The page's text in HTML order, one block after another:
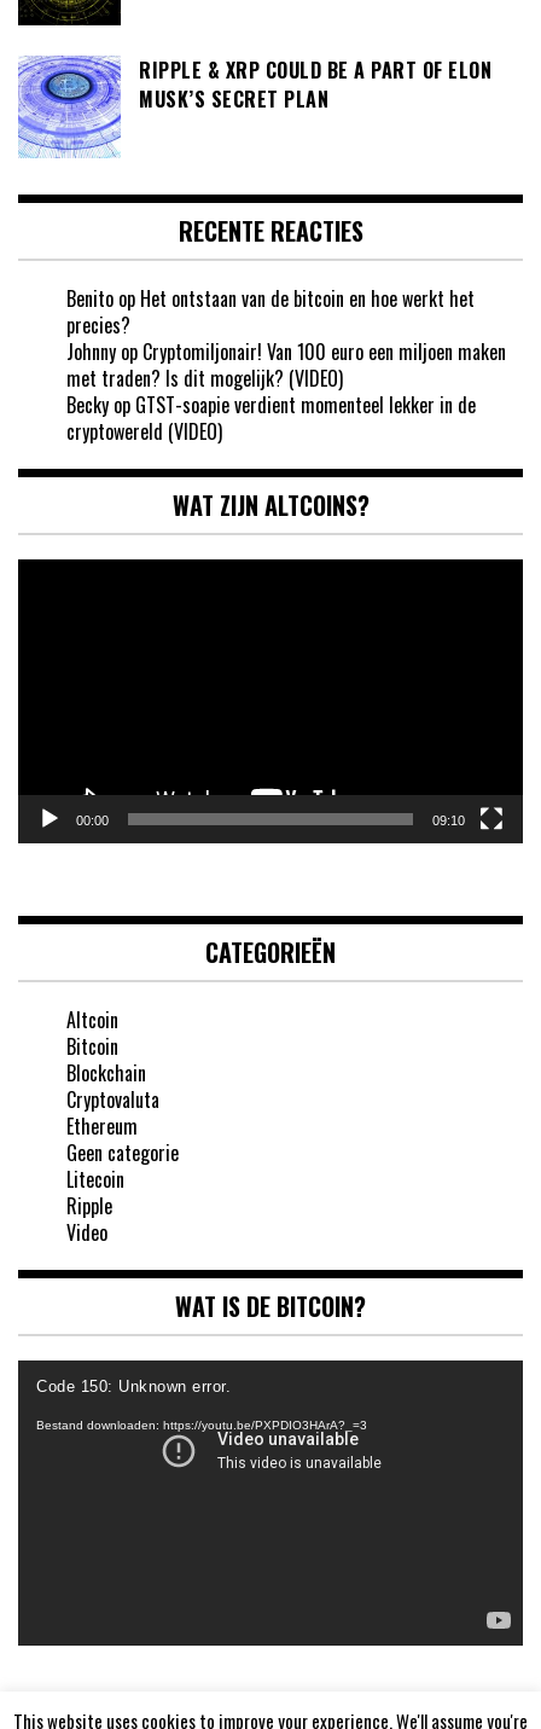
RIPPLE & XRP COULD BE A PART OF ELON
MUSK’S SECRET PLAN
RECENTE REACTIES
Benito op Het ontstaan van de bitcoin en hoe werkt het
precies?
Johnny op Cryptomiljonair! Van 100 euro een miljoen maken
met traden? Is dit mogelijk? (VIDEO)
Becky op GTST-soapie verdient momenteel lekker in de
cryptowereld (VIDEO)
WAT ZIJN ALTCOINS?
00:00 09:10
CATEGORIEËN
Altcoin
Bitcoin
Blockchain
Cryptovaluta
Ethereum
Geen categorie
Litecoin
Ripple
Video
WAT IS DE BITCOIN?
Videospeler
Code 150: Unknown error.
Bestand downloaden: https://youtu.be/PXPDIO3HArA?_=3
This website uses cookies to improve your experience. We'll assume you're